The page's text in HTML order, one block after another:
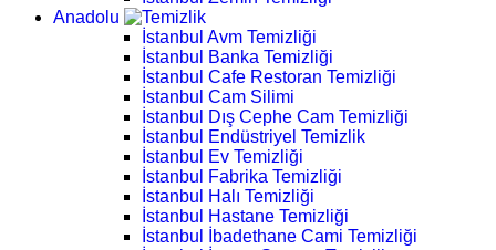
Anadolu
İstanbul Avm Temizliği
İstanbul Banka Temizliği
İstanbul Cafe Restoran Temizliği
İstanbul Cam Silimi
İstanbul Dış Cephe Cam Temizliği
İstanbul Endüstriyel Temizlik
İstanbul Ev Temizliği
İstanbul Fabrika Temizliği
İstanbul Halı Temizliği
İstanbul Hastane Temizliği
İstanbul İbadethane Cami Temizliği